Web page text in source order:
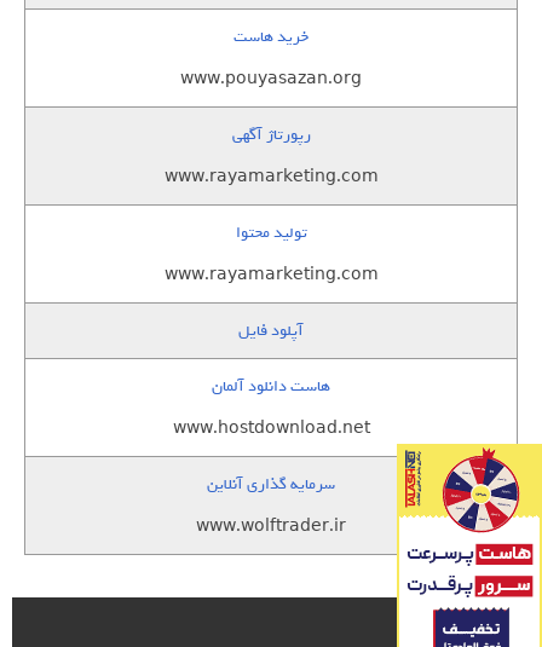
خرید هاست
www.pouyasazan.org
رپورتاژ آگهی
www.rayamarketing.com
تولید محتوا
www.rayamarketing.com
آپلود فایل
هاست دانلود آلمان
www.hostdownload.net
سرمایه گذاری آنلاین
www.wolftrader.ir